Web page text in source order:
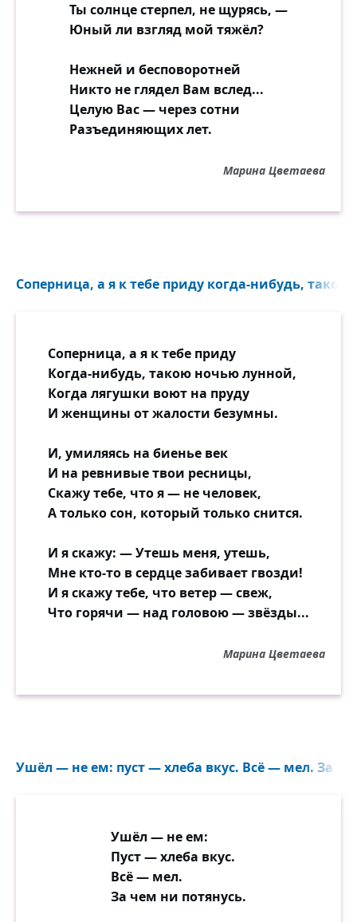
Ты солнце стерпел, не щурясь, —
Юный ли взгляд мой тяжёл?
Нежней и бесповоротней
Никто не глядел Вам вслед...
Целую Вас — через сотни
Разъединяющих лет.
Марина Цветаева
Соперница, а я к тебе приду когда-нибудь,
Соперница, а я к тебе приду
Когда-нибудь, такою ночью лунной,
Когда лягушки воют на пруду
И женщины от жалости безумны.
И, умиляясь на биенье век
И на ревнивые твои ресницы,
Скажу тебе, что я — не человек,
А только сон, который только снится.
И я скажу: — Утешь меня, утешь,
Мне кто-то в сердце забивает гвозди!
И я скажу тебе, что ветер — свеж,
Что горячи — над головою — звёзды...
Марина Цветаева
Ушёл — не ем: пуст — хлеба вкус. Всё — мел. За
Ушёл — не ем:
Пуст — хлеба вкус.
Всё — мел.
За чем ни потянусь.